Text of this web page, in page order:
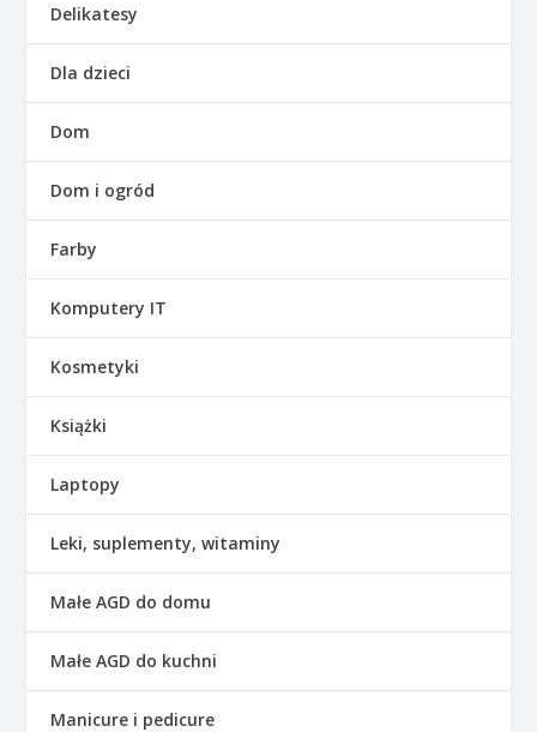
Delikatesy
Dla dzieci
Dom
Dom i ogród
Farby
Komputery IT
Kosmetyki
Książki
Laptopy
Leki, suplementy, witaminy
Małe AGD do domu
Małe AGD do kuchni
Manicure i pedicure